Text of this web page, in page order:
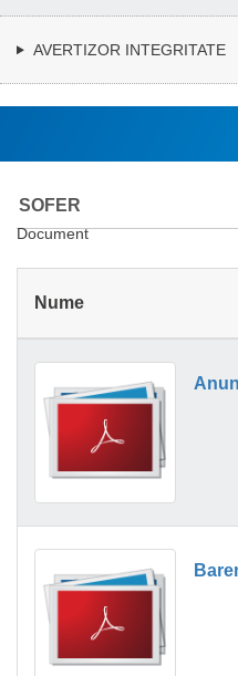
AVERTIZOR INTEGRITATE
SOFER
Document
Nume